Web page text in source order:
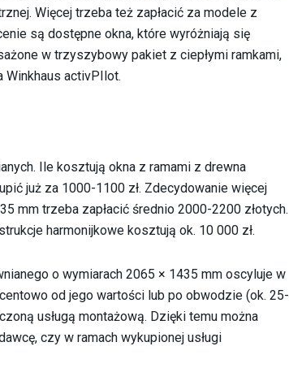
Więcej trzeba też zapłacić za modele z
są dostępne okna, które wyróżniają się
w trzyszybowy pakiet z ciepłymi ramkami,
activPIlot.
Ile kosztują okna z ramami z drewna
już za 1000-1100 zł. Zdecydowanie więcej
mm trzeba zapłacić średnio 2000-2200 złotych.
harmonijkowe kosztują ok. 10 000 zł.
o wymiarach 2065 × 1435 mm oscyluje w
od jego wartości lub po obwodzie (ok. 25-
usługą montażową. Dzięki temu można
czy w ramach wykupionej usługi